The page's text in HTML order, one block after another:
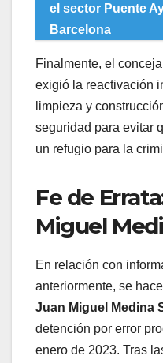
el sector Puente
Barcelona
​Finalmente, el
exigió la reactivación
limpieza y
seguridad para evitar
un refugio para la
​Fe de
Miguel
​En relación con
anteriormente, se
Juan Miguel Medina
detención por error
enero de 2023. Tras